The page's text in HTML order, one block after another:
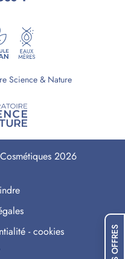
Science & Nature
2026
- cookies